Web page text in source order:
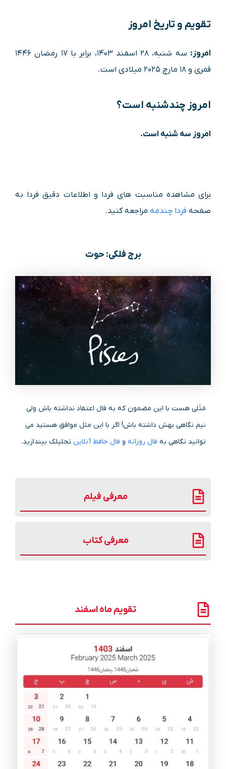
تقویم و تاریخ امروز
امروز:
سه شنبه، ۲۸ اسفند ۱۴۰۳، برابر با ۱۷ رمضان ۱۴۴۶
قمری و ۱۸ مارچ ۲۰۲۵ میلادی است.
امروز چندشنبه است؟
امروز سه شنبه است.
برای مشاهده مناسبت های فردا و اطلاعات دقیق فردا به
صفحه فردا چندمه مراجعه کنید.
برج فلکی: حوت
مَثَلی هست با این مضمون که به فال اعتقاد نداشته باش ولی
نیم نگاهی بهش داشته باش! اگر با این مثل موافق هستید می
توانید نگاهی به فال روزانه و فال حافظ آنلاین تحلیلک بیندازید.
معرفی فیلم
معرفی کتاب
تقویم ماه اسفند